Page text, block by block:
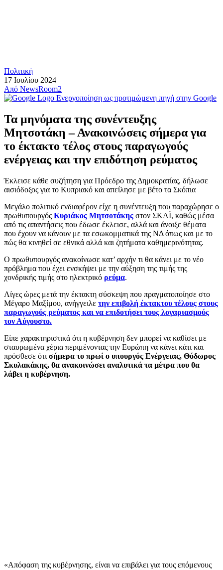
Πολιτική
17 Ιουλίου 2024
Από NewsRoom2
Ενεργοποίηση ως προτιμώμενη πηγή στην Google
Τα μηνύματα της συνέντευξης
Μητσοτάκη – Ανακοινώσεις σήμερα για
το έκτακτο τέλος στους παραγωγούς
ενέργειας και την επιδότηση ρεύματος
Έκλεισε κάθε συζήτηση για Πρόεδρο της Δημοκρατίας, δήλωσε
αισιόδοξος για το Κυπριακό και απείλησε με βέτο τα Σκόπια
Μεγάλο πολιτικό ενδιαφέρον είχε η συνέντευξη που παραχώρησε ο
πρωθυπουργός Κυριάκος Μητσοτάκης στον ΣΚΑΪ, καθώς μέσα
από τις απαντήσεις που έδωσε έκλεισε, αλλά και άνοιξε θέματα
που έχουν να κάνουν με τα εσωκομματικά της ΝΔ όπως και με το
πώς θα κινηθεί σε εθνικά αλλά και ζητήματα καθημερινότητας.
Ο πρωθυπουργός ανακοίνωσε κατ’ αρχήν τι θα κάνει με το νέο
πρόβλημα που έχει ενσκήψει με την αύξηση της τιμής της
χονδρικής τιμής στο ηλεκτρικό ρεύμα.
Λίγες ώρες μετά την έκτακτη σύσκεψη που πραγματοποίησε στο
Μέγαρο Μαξίμου, ανήγγειλε την επιβολή έκτακτου τέλους στους
παραγωγούς ρεύματος και να επιδοτήσει τους λογαριασμούς
τον Αύγουστο.
Είπε χαρακτηριστικά ότι η κυβέρνηση δεν μπορεί να καθίσει με
σταυρωμένα χέρια περιμένοντας την Ευρώπη να κάνει κάτι και
πρόσθεσε ότι σήμερα το πρωί ο υπουργός Ενέργειας, Θόδωρος
Σκυλακάκης, θα ανακοινώσει αναλυτικά τα μέτρα που θα
λάβει η κυβέρνηση.
«Απόφαση της κυβέρνησης, είναι να επιβάλει για τους επόμενους